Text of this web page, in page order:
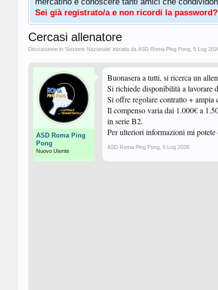
Sei già registrato/a e non ricordi la
Cercasi allenatore
Discussione in 'Sezione Nazionale' iniziata da ASD Roma Ping Pong 5 Lug
ASD Roma Ping
Pong
Nuovo Utente
Buonasera a tutti, si ricerca un
Si richiede disponibilità a lavorare
Si offre regolare contratto + ampia
Il compenso varia dai 1.000€ a
in serie B2.
Per ulteriori informazioni mi
ASD Roma Ping Pong 5 Lug 2026